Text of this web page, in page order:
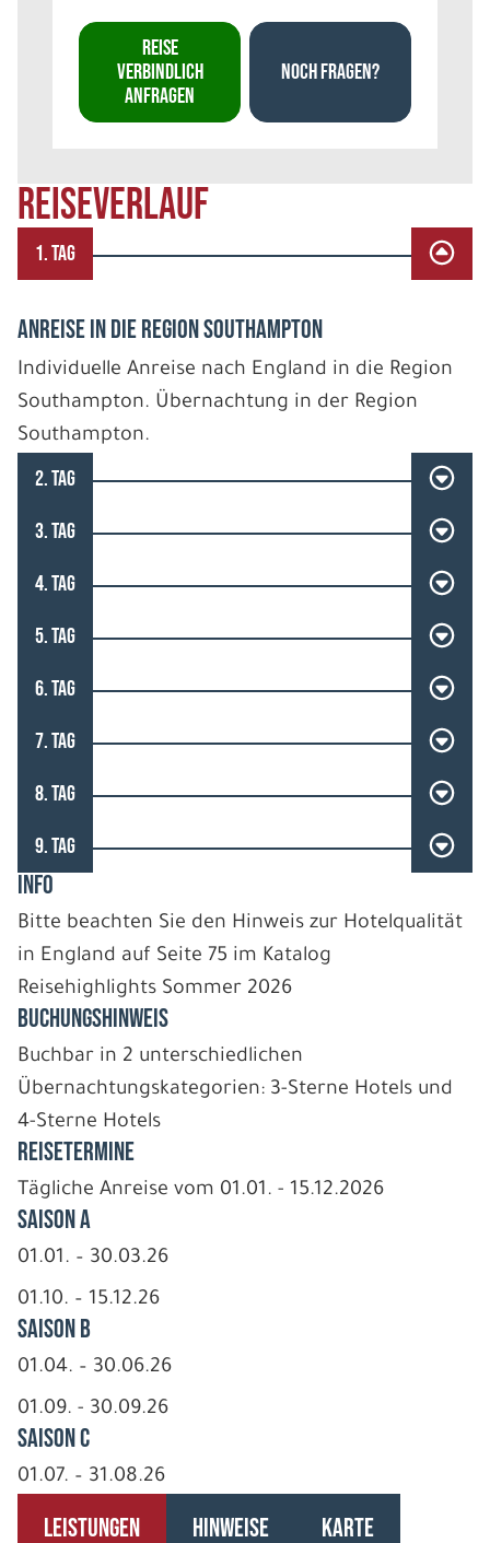
REISEVERLAUF
1. TAG
ANREISE IN DIE REGION SOUTHAMPTON
Individuelle Anreise nach England in die Region
Southampton. Übernachtung in der Region
Southampton.
2. TAG
3. TAG
4. TAG
5. TAG
6. TAG
7. TAG
8. TAG
9. TAG
INFO
Bitte beachten Sie den Hinweis zur Hotelqualität
in England auf Seite 75 im Katalog
Reisehighlights Sommer 2026
BUCHUNGSHINWEIS
Buchbar in 2 unterschiedlichen
Übernachtungskategorien: 3-Sterne Hotels und
4-Sterne Hotels
REISETERMINE
Tägliche Anreise vom 01.01. - 15.12.2026
Saison A
01.01. – 30.03.26
01.10. – 15.12.26
Saison B
01.04. – 30.06.26
01.09. - 30.09.26
Saison C
01.07. – 31.08.26
LEISTUNGEN HINWEISE KARTE
REISE
VERBINDLICH
ANFRAGEN
NOCH FRAGEN?